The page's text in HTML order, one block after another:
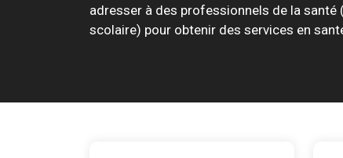
adresser à des professionnels de la
scolaire) pour obtenir des services en